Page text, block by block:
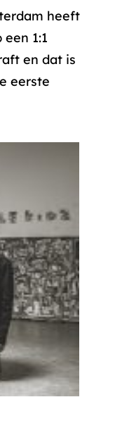
heeft
1:1
en dat is
eerste